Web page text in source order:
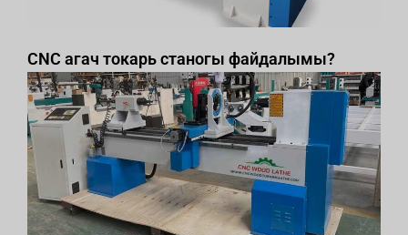
CNC агач токарь станогы файдалымы?